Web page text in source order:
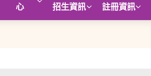
心
招生資訊 註冊資訊